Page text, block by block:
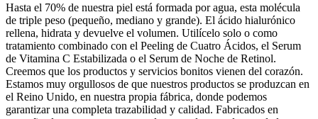
Hasta el 70% de nuestra piel está formada por agua, esta molécula
de triple peso (pequeño, mediano y grande). El ácido hialurónico
rellena, hidrata y devuelve el volumen. Utilícelo solo o como
tratamiento combinado con el Peeling de Cuatro Ácidos, el Serum
de Vitamina C Estabilizada o el Serum de Noche de Retinol.
Creemos que los productos y servicios bonitos vienen del corazón.
Estamos muy orgullosos de que nuestros productos se produzcan en
el Reino Unido, en nuestra propia fábrica, donde podemos
garantizar una completa trazabilidad y calidad. Fabricados en